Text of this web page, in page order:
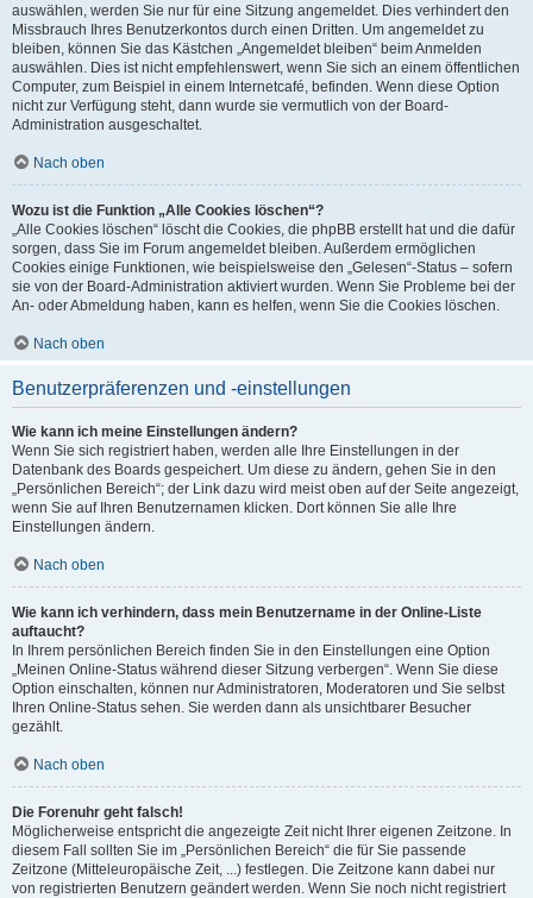
auswählen, werden Sie nur für eine Sitzung angemeldet. Dies verhindert den
Missbrauch Ihres Benutzerkontos durch einen Dritten. Um angemeldet zu
bleiben, können Sie das Kästchen „Angemeldet bleiben“ beim Anmelden
auswählen. Dies ist nicht empfehlenswert, wenn Sie sich an einem öffentlichen
Computer, zum Beispiel in einem Internetcafé, befinden. Wenn diese Option
nicht zur Verfügung steht, dann wurde sie vermutlich von der Board-
Administration ausgeschaltet.
Nach oben
Wozu ist die Funktion „Alle Cookies löschen“?
„Alle Cookies löschen“ löscht die Cookies, die phpBB erstellt hat und die dafür
sorgen, dass Sie im Forum angemeldet bleiben. Außerdem ermöglichen
Cookies einige Funktionen, wie beispielsweise den „Gelesen“-Status – sofern
sie von der Board-Administration aktiviert wurden. Wenn Sie Probleme bei der
An- oder Abmeldung haben, kann es helfen, wenn Sie die Cookies löschen.
Nach oben
Benutzerpräferenzen und -einstellungen
Wie kann ich meine Einstellungen ändern?
Wenn Sie sich registriert haben, werden alle Ihre Einstellungen in der
Datenbank des Boards gespeichert. Um diese zu ändern, gehen Sie in den
„Persönlichen Bereich“; der Link dazu wird meist oben auf der Seite angezeigt,
wenn Sie auf Ihren Benutzernamen klicken. Dort können Sie alle Ihre
Einstellungen ändern.
Nach oben
Wie kann ich verhindern, dass mein Benutzername in der Online-Liste
auftaucht?
In Ihrem persönlichen Bereich finden Sie in den Einstellungen eine Option
„Meinen Online-Status während dieser Sitzung verbergen“. Wenn Sie diese
Option einschalten, können nur Administratoren, Moderatoren und Sie selbst
Ihren Online-Status sehen. Sie werden dann als unsichtbarer Besucher
gezählt.
Nach oben
Die Forenuhr geht falsch!
Möglicherweise entspricht die angezeigte Zeit nicht Ihrer eigenen Zeitzone. In
diesem Fall sollten Sie im „Persönlichen Bereich“ die für Sie passende
Zeitzone (Mitteleuropäische Zeit, ...) festlegen. Die Zeitzone kann dabei nur
von registrierten Benutzern geändert werden. Wenn Sie noch nicht registriert